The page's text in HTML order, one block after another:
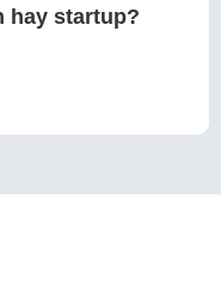
hay startup?